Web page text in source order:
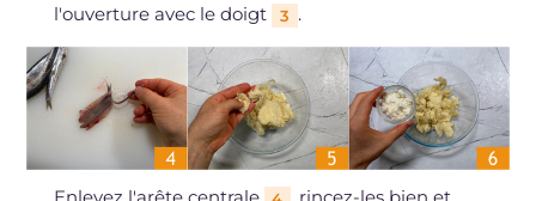
l'ouverture avec le doigt
3 .